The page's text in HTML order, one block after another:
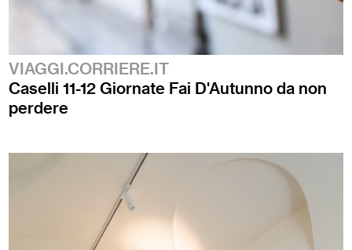
VIAGGI.CORRIERE.IT
Caselli 11-12 Giornate Fai D'Autunno da non
perdere